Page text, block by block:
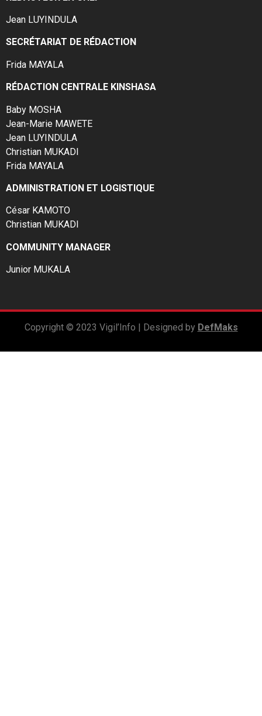
Jean LUYINDULA
SECRÉTARIAT DE RÉDACTION
Frida MAYALA
RÉDACTION CENTRALE KINSHASA
Baby MOSHA
Jean-Marie MAWETE
Jean LUYINDULA
Christian MUKADI
Frida MAYALA
ADMINISTRATION ET LOGISTIQUE
César KAMOTO
Christian MUKADI
COMMUNITY MANAGER
Junior MUKALA
Copyright © 2023 Vigil’Info | Designed by DefMaks